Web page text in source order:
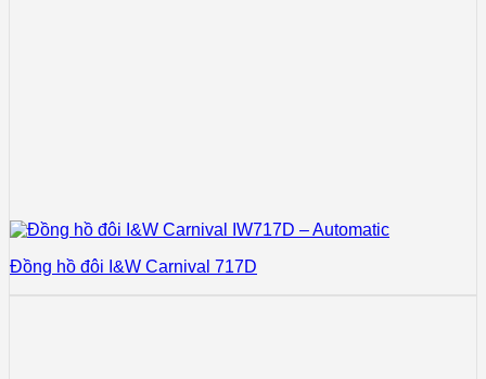
Đồng hồ đôi I&W Carnival 717D